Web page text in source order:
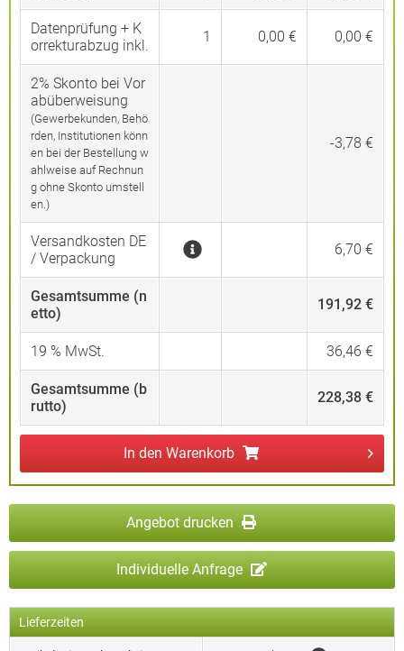
Datenprüfung + K
orrekturabzug inkl.
1 0,00 € 0,00 €
2% Skonto bei Vor
abüberweisung
(Gewerbekunden, Behö
rden, Institutionen könn
en bei der Bestellung w
ahlweise auf Rechnun
g ohne Skonto umstell
en.)
-3,78 €
Versandkosten DE
/ Verpackung
6,70 €
Gesamtsumme (n
etto)
191,92 €
19 % MwSt. 36,46 €
Gesamtsumme (b
rutto)
228,38 €
In den Warenkorb
Angebot drucken
Individuelle Anfrage
Lieferzeiten